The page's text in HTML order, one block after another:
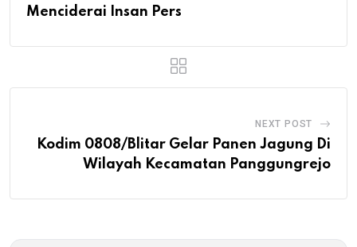
Menciderai Insan Pers
NEXT POST
Kodim 0808/Blitar Gelar Panen Jagung Di
Wilayah Kecamatan Panggungrejo